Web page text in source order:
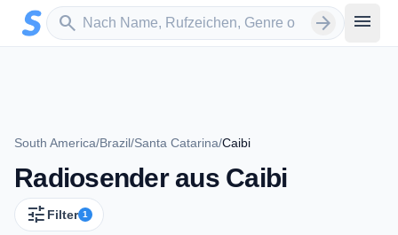
Zum Hauptinhalt springen
search
Sender suchen arrow_forward menu
South America/Brazil/Santa Catarina/Caibi
Radiosender aus Caibi
tune Filter 1